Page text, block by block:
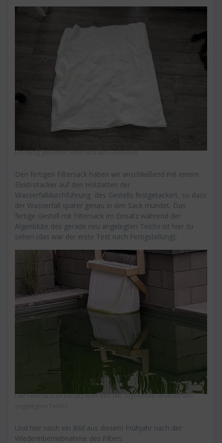
Ein fertig genähter Filtersack aus Teichvlies
Den fertigen Filtersack haben wir anschließend mit einem
Elektrotacker auf den Holzlatten der
Wasserfalldurchführung des Gestells festgetackert, so dass
der Wasserfall später genau in den Sack mündet. Das
fertige Gestell mit Filtersack im Einsatz während der
Algenblüte des gerade neu angelegten Teichs ist hier zu
sehen (das war der erste Test nach Fertigstellung):
Der Filtersack im Einsatz während der Algenblüte unseres neu
Und hier noch ein Bild aus diesem Frühjahr nach der
Wiederinbetriebnahme des Filters: